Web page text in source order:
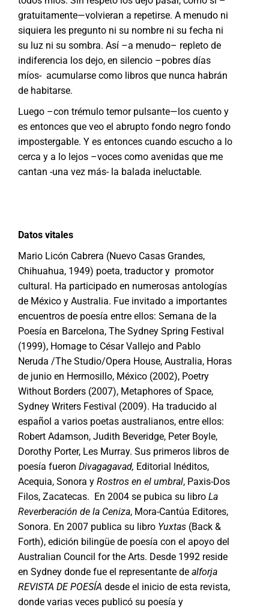
gratuitamente—volvieran a repetirse. A menudo ni
siquiera les pregunto ni su nombre ni su fecha ni
su luz ni su sombra. Así –a menudo– repleto de
indiferencia los dejo, en silencio –pobres días
míos- acumularse como libros que nunca habrán
de habitarse.
Luego –con trémulo temor pulsante—los cuento y
es entonces que veo el abrupto fondo negro fondo
impostergable. Y es entonces cuando escucho a lo
cerca y a lo lejos –voces como avenidas que me
cantan -una vez más- la balada ineluctable.
Datos vitales
Mario Licón Cabrera (Nuevo Casas Grandes,
Chihuahua, 1949) poeta, traductor y promotor
cultural. Ha participado en numerosas antologías
de México y Australia. Fue invitado a importantes
encuentros de poesía entre ellos: Semana de la
Poesía en Barcelona, The Sydney Spring Festival
(1999), Homage to César Vallejo and Pablo
Neruda /The Studio/Opera House, Australia, Horas
de junio en Hermosillo, México (2002), Poetry
Without Borders (2007), Metaphores of Space,
Sydney Writers Festival (2009). Ha traducido al
español a varios poetas australianos, entre ellos:
Robert Adamson, Judith Beveridge, Peter Boyle,
Dorothy Porter, Les Murray. Sus primeros libros de
poesía fueron Divagagavad, Editorial Inéditos,
Acequia, Sonora y Rostros en el umbral, Paxis-Dos
Filos, Zacatecas. En 2004 se pubica su libro La
Reverberación de la Ceniza, Mora-Cantúa Editores,
Sonora. En 2007 publica su libro Yuxtas (Back &
Forth), edición bilingüe de poesía con el apoyo del
Australian Council for the Arts. Desde 1992 reside
en Sydney donde fue el representante de alforja
REVISTA DE POESÍA desde el inicio de esta revista,
donde varias veces publicó su poesía y